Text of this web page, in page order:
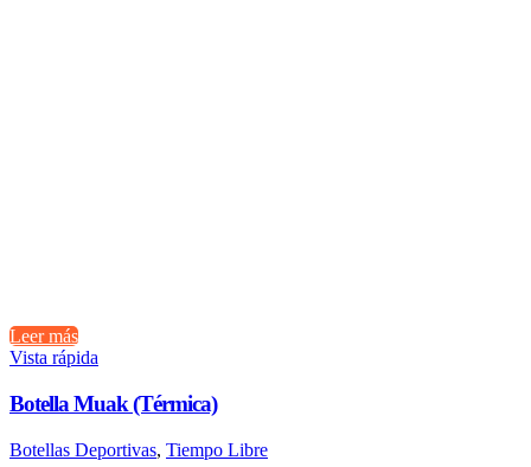
Leer más
Vista rápida
Botella Muak (Térmica)
Botellas Deportivas, Tiempo Libre